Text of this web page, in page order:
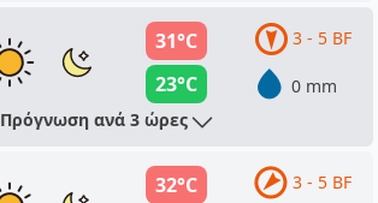
31°C
23°C
3 - 5 BF
0 mm
Πρόγνωση ανά 3 ώρες
32°C
3 - 5 BF